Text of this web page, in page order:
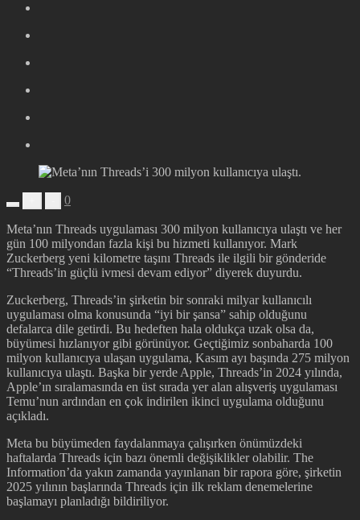
0
Meta’nın Threads uygulaması 300 milyon kullanıcıya ulaştı ve her
gün 100 milyondan fazla kişi bu hizmeti kullanıyor. Mark
Zuckerberg yeni kilometre taşını Threads ile ilgili bir gönderide
“Threads’in güçlü ivmesi devam ediyor” diyerek duyurdu.
Zuckerberg, Threads’in şirketin bir sonraki milyar kullanıcılı
uygulaması olma konusunda “iyi bir şansa” sahip olduğunu
defalarca dile getirdi. Bu hedeften hala oldukça uzak olsa da,
büyümesi hızlanıyor gibi görünüyor. Geçtiğimiz sonbaharda 100
milyon kullanıcıya ulaşan uygulama, Kasım ayı başında 275 milyon
kullanıcıya ulaştı. Başka bir yerde Apple, Threads’in 2024 yılında,
Apple’ın sıralamasında en üst sırada yer alan alışveriş uygulaması
Temu’nun ardından en çok indirilen ikinci uygulama olduğunu
açıkladı.
Meta bu büyümeden faydalanmaya çalışırken önümüzdeki
haftalarda Threads için bazı önemli değişiklikler olabilir. The
Information’da yakın zamanda yayınlanan bir rapora göre, şirketin
2025 yılının başlarında Threads için ilk reklam denemelerine
başlamayı planladığı bildiriliyor.